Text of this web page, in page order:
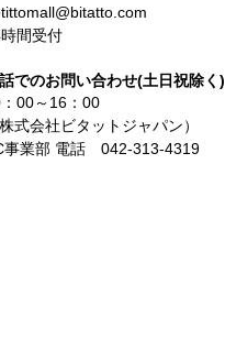
間受付
でのお問い合わせ(土日祝除く)
00～16：00
株式会社ビタットジャパン）
事業部 電話 042-313-4319